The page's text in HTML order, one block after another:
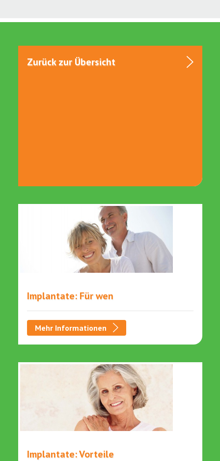
Zurück zur Übersicht
Implantate: Für wen
Mehr Informationen
Implantate: Vorteile